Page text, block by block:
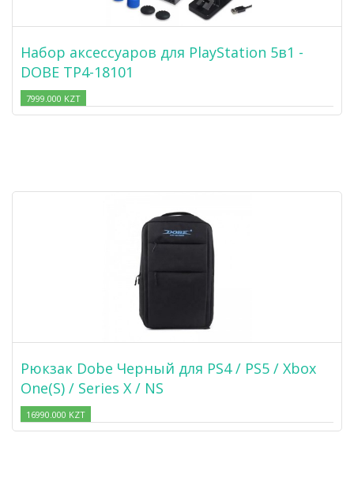
Набор аксессуаров для PlayStation 5в1 -
DOBE TP4-18101
7999.000 KZT
Рюкзак Dobe Черный для PS4 / PS5 / Xbox
One(S) / Series X / NS
16990.000 KZT